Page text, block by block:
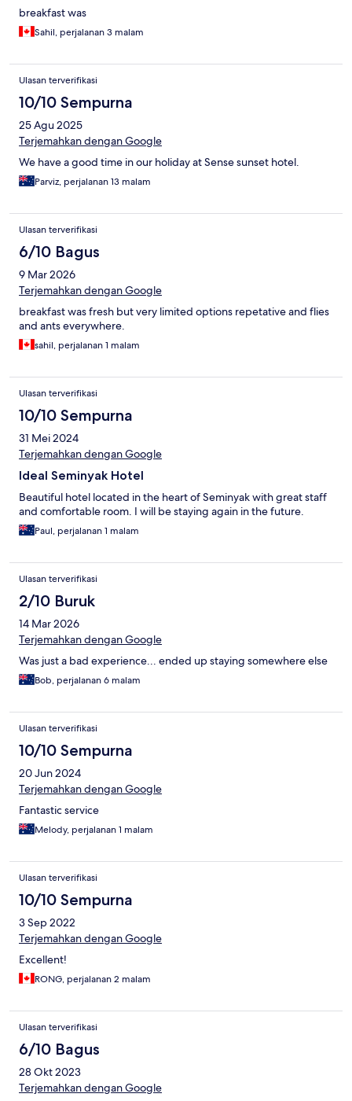
breakfast was
Sahil, perjalanan 3 malam
Ulasan terverifikasi
10/10 Sempurna
25 Agu 2025
Terjemahkan dengan Google
We have a good time in our holiday at Sense sunset hotel.
Parviz, perjalanan 13 malam
Ulasan terverifikasi
6/10 Bagus
9 Mar 2026
Terjemahkan dengan Google
breakfast was fresh but very limited options repetative and flies
and ants everywhere.
sahil, perjalanan 1 malam
Ulasan terverifikasi
10/10 Sempurna
31 Mei 2024
Terjemahkan dengan Google
Ideal Seminyak Hotel
Beautiful hotel located in the heart of Seminyak with great staff
and comfortable room. I will be staying again in the future.
Paul, perjalanan 1 malam
Ulasan terverifikasi
2/10 Buruk
14 Mar 2026
Terjemahkan dengan Google
Was just a bad experience... ended up staying somewhere else
Bob, perjalanan 6 malam
Ulasan terverifikasi
10/10 Sempurna
20 Jun 2024
Terjemahkan dengan Google
Fantastic service
Melody, perjalanan 1 malam
Ulasan terverifikasi
10/10 Sempurna
3 Sep 2022
Terjemahkan dengan Google
Excellent!
RONG, perjalanan 2 malam
Ulasan terverifikasi
6/10 Bagus
28 Okt 2023
Terjemahkan dengan Google